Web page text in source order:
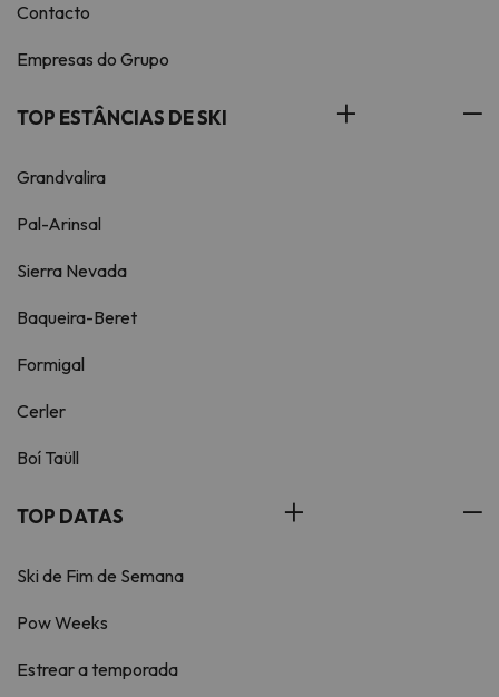
Contacto
Empresas do Grupo
TOP ESTÂNCIAS DE SKI
Grandvalira
Pal-Arinsal
Sierra Nevada
Baqueira-Beret
Formigal
Cerler
Boí Taüll
TOP DATAS
Ski de Fim de Semana
Pow Weeks
Estrear a temporada